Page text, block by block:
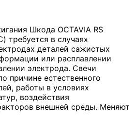
Шкода OCTAVIA RS
требуется в случаях
деталей сажистых
или расплавлении
электрода. Свечи
причине естественного
работы в условиях
воздействия
внешней среды. Меняют